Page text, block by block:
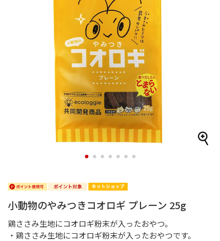
1 2 3 4 5 6 7
小動物のやみつきコオロギ プレーン 25g
鶏ささみ生地にコオロギ粉末が入ったおやつ。
・鶏ささみ生地にコオロギ粉末が入ったおやつです。